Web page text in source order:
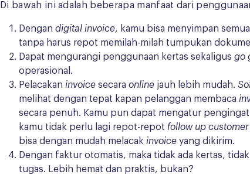
Di bawah ini adalah beberapa manfaat dari
Dengan digital invoice, kamu bisa menyimpan
tanpa harus repot memilah-milah tumpukan
Dapat mengurangi penggunaan kertas sekaligus go
operasional.
Pelacakan invoice secara online jauh lebih mudah.
melihat dengan tepat kapan pelanggan membaca
secara penuh. Kamu pun dapat mengatur
kamu tidak perlu lagi repot-repot follow up customer
bisa dengan mudah melacak invoice yang dikirim.
Dengan faktur otomatis, maka tidak ada kertas,
tugas. Lebih hemat dan praktis, bukan?